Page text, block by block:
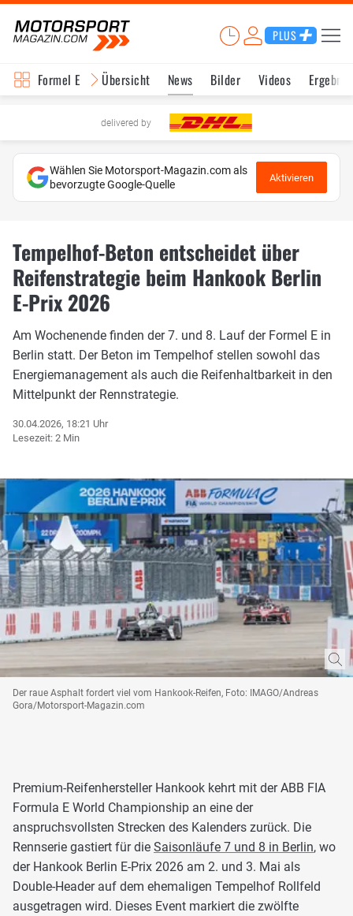
PLUS
Formel E Übersicht News Bilder Videos
delivered by
Wählen Sie Motorsport-Magazin.com als
bevorzugte Google-Quelle
Aktivieren
Tempelhof-Beton entscheidet über
Reifenstrategie beim Hankook Berlin
E-Prix 2026
Am Wochenende finden der 7. und 8. Lauf der Formel E in
Berlin statt. Der Beton im Tempelhof stellen sowohl das
Energiemanagement als auch die Reifenhaltbarkeit in den
Mittelpunkt der Rennstrategie.
30.04.2026, 18:21 Uhr
Lesezeit: 2 Min
Der raue Asphalt fordert viel vom Hankook-Reifen, Foto: IMAGO/Andreas
Gora/Motorsport-Magazin.com
Premium-Reifenhersteller Hankook kehrt mit der ABB FIA
Formula E World Championship an eine der
anspruchsvollsten Strecken des Kalenders zurück. Die
Rennserie gastiert für die Saisonläufe 7 und 8 in Berlin, wo
der Hankook Berlin E-Prix 2026 am 2. und 3. Mai als
Double-Header auf dem ehemaligen Tempelhof Rollfeld
ausgetragen wird. Dieses Event markiert die zwölfte